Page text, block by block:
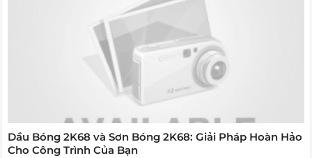
Dầu Bóng 2K68 và Sơn Bóng 2K68: Giải Pháp Hoàn Hảo
Cho Công Trình Của Bạn